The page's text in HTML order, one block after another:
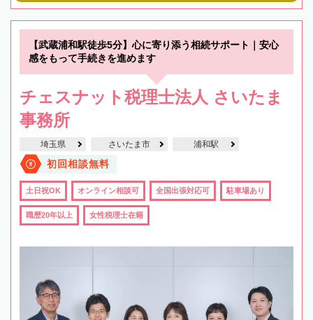
【武蔵浦和駅徒歩5分】心に寄り添う相続サポート｜安心
感をもって手続きを進めます
チェスナット税理士法人 さいたま
事務所
埼玉県 さいたま市 浦和駅
初回相談無料
土日祝OK オンライン相談可 全国出張対応可 駐車場あり
職歴20年以上 女性税理士在籍